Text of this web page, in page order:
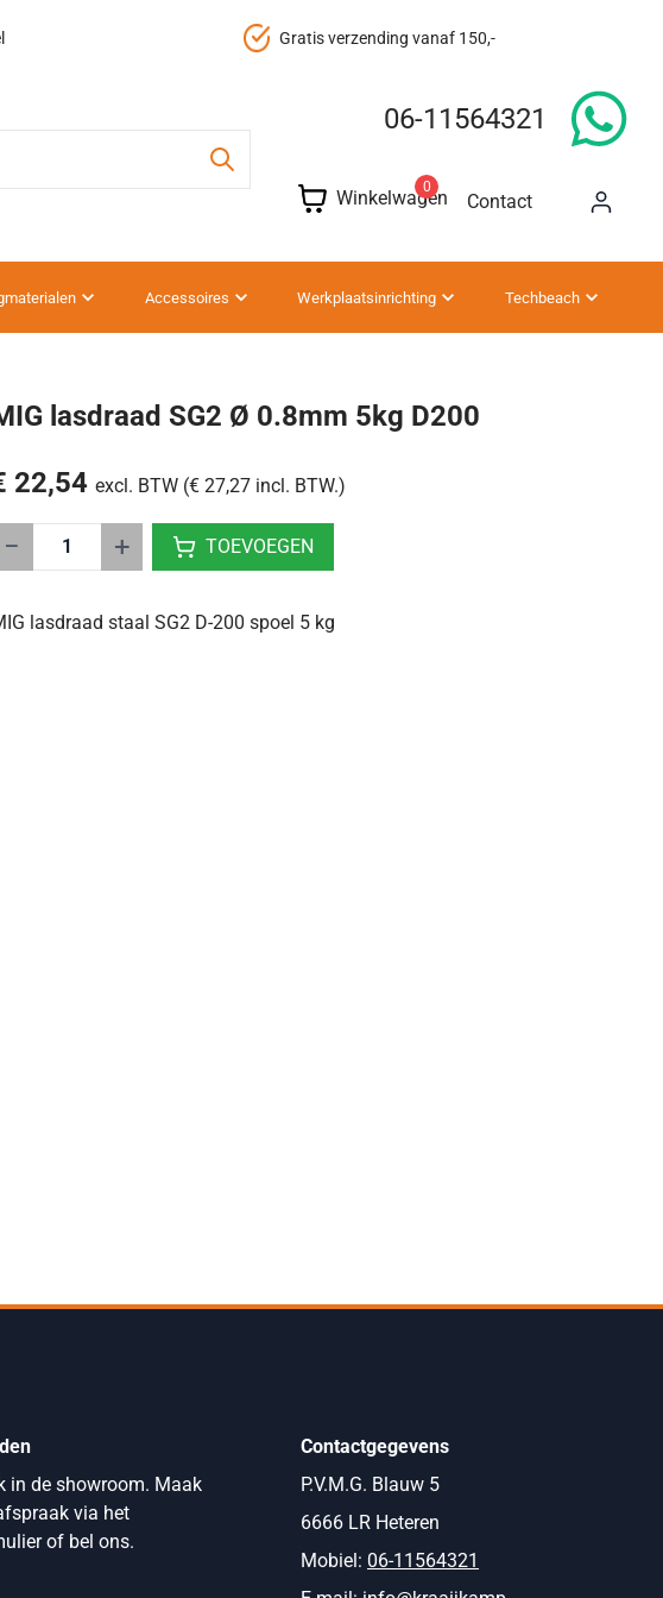
Gratis verzending vanaf 150,-
06-11564321
Winkelwagen
0
Contact
Accessoires Werkplaatsinrichting Techbeach
lasdraad SG2 Ø 0.8mm 5kg D200
22,54excl. BTW (€ 27,27 incl. BTW.)
− + TOEVOEGEN
lasdraad staal SG2 D-200 spoel 5 kg
in de showroom. Maak
via het
of bel ons.
Contactgegevens
P.V.M.G. Blauw 5
6666 LR Heteren
Mobiel: 06-11564321